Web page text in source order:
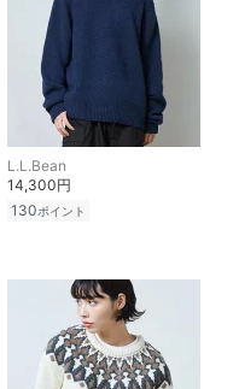
L.L.Bean
14,300円
130ポイント